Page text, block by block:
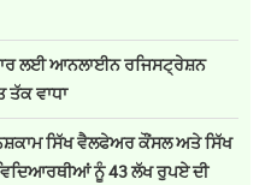
ਲਈ ਆਨਲਾਈਨ ਰਜਿਸਟ੍ਰੇਸ਼ਨ
ਤੱਕ ਵਾਧਾ
ਸਿੱਖ ਵੈਲਫੇਅਰ ਕੌਂਸਲ ਅਤੇ ਸਿੱਖ
ਨੂੰ 43 ਲੱਖ ਰੁਪਏ ਦੀ